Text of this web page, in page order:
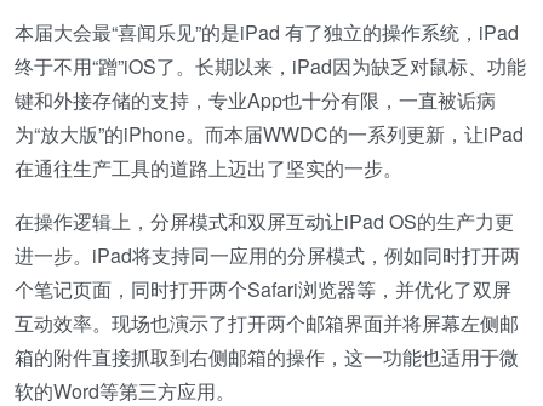
本届大会最“喜闻乐见”的是iPad 有了独立的操作系统，iPad
终于不用“蹭”iOS了。长期以来，iPad因为缺乏对鼠标、功能
键和外接存储的支持，专业App也十分有限，一直被诟病
为“放大版”的iPhone。而本届WWDC的一系列更新，让iPad
在通往生产工具的道路上迈出了坚实的一步。
在操作逻辑上，分屏模式和双屏互动让iPad OS的生产力更
进一步。iPad将支持同一应用的分屏模式，例如同时打开两
个笔记页面，同时打开两个Safari浏览器等，并优化了双屏
互动效率。现场也演示了打开两个邮箱界面并将屏幕左侧邮
箱的附件直接抓取到右侧邮箱的操作，这一功能也适用于微
软的Word等第三方应用。